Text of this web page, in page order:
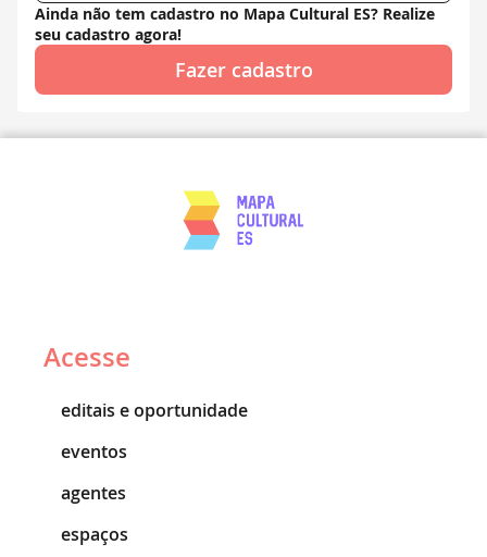
Ainda não tem cadastro no Mapa Cultural ES? Realize
seu cadastro agora!
Fazer cadastro
Acesse
editais e oportunidade
eventos
agentes
espaços